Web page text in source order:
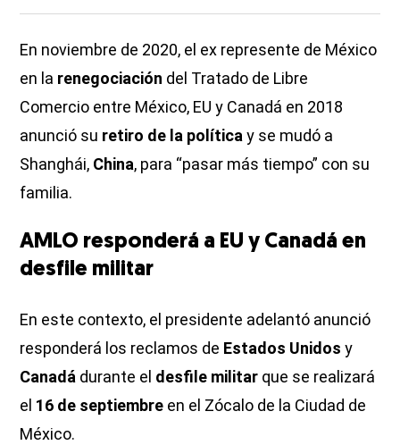
En noviembre de 2020, el ex represente de México
en la renegociación del Tratado de Libre
Comercio entre México, EU y Canadá en 2018
anunció su retiro de la políticay se mudó a
Shanghái, China, para “pasar más tiempo” con su
familia.
AMLO responderá a EU y Canadá en
desfile militar
En este contexto, el presidente adelantó anunció
responderá los reclamos de Estados Unidos y
Canadá durante el desfile militar que se realizará
el 16 de septiembre en el Zócalo de la Ciudad de
México.